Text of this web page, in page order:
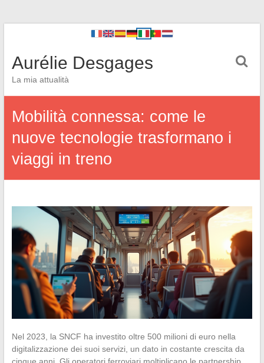
Aurélie Desgages
La mia attualità
Mobilità connessa: come le
nuove tecnologie trasformano i
viaggi in treno
Nel 2023, la SNCF ha investito oltre 500 milioni di euro nella
digitalizzazione dei suoi servizi, un dato in costante crescita da